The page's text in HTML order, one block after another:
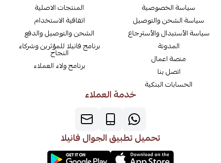
سياسة الخصوصية
سياسة الشحن والتوصيل
سياسة الأستبدال والأسترجاع
المدونة
منصة اعمال
اتصل بنا
الحسابات البنكية
المنتجات الاصلية
اتفاقية الاستخدام
الشحن والتوصيل والدفع
برنامج فانيلا للمؤثرين وشركاء
النجاح
برنامج ولاء العملاء
خدمة العملاء
تحميل تطبيق الجوال فانيلا